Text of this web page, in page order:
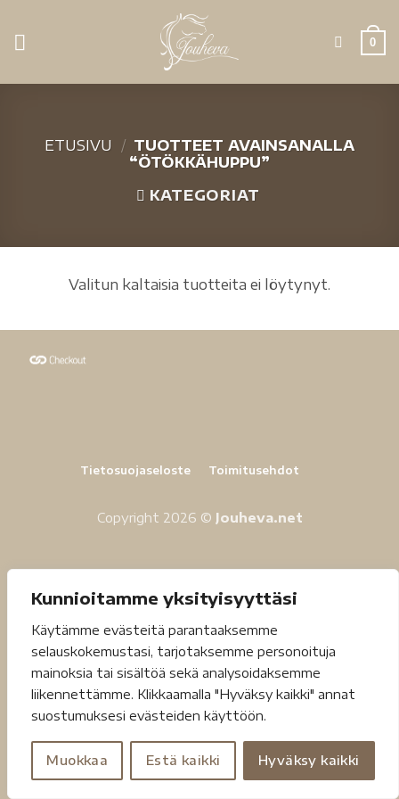
Kunnioitamme yksityisyyttäsi
Käytämme evästeitä parantaaksemme
selauskokemustasi, tarjotaksemme personoituja
mainoksia tai sisältöä sekä analysoidaksemme
liikennettämme. Klikkaamalla "Hyväksy kaikki" annat
suostumuksesi evästeiden käyttöön.
Muokkaa Estä kaikki Hyväksy kaikki
0
ETUSIVU / TUOTTEET AVAINSANALLA
“ÖTÖKKÄHUPPU”
KATEGORIAT
Valitun kaltaisia tuotteita ei löytynyt.
Tietosuojaseloste Toimitusehdot
Copyright 2026 © Jouheva.net